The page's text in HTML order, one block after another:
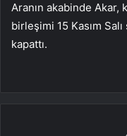
Aranın akabinde Akar,
birleşimi 15 Kasım
kapattı.